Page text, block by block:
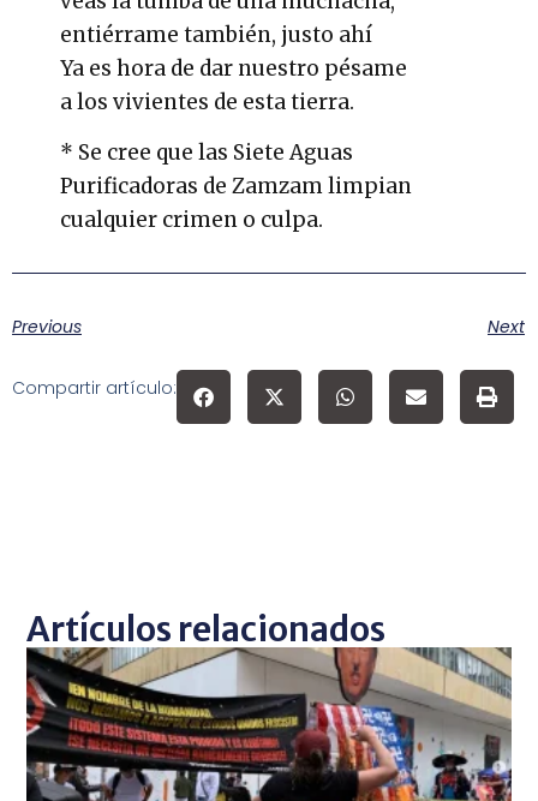
entiérrame también, justo ahí
Ya es hora de dar nuestro pésame
a los vivientes de esta tierra.
* Se cree que las Siete Aguas
Purificadoras de Zamzam limpian
cualquier crimen o culpa.
Previous Next
Compartir artículo:
Artículos relacionados